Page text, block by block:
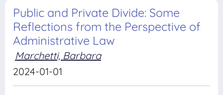
Public and Private Divide: Some
Reflections from the Perspective of
Administrative Law
Marchetti, Barbara
2024-01-01